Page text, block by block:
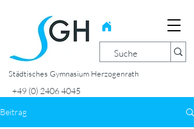
Städtisches Gymnasium Herzogenrath
+49 (0) 2406 4045
Beitrag